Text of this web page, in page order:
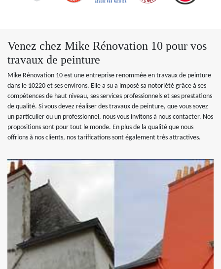
Venez chez Mike Rénovation 10 pour vos
travaux de peinture
Mike Rénovation 10 est une entreprise renommée en travaux de peinture
dans le 10220 et ses environs. Elle a su a imposé sa notoriété grâce à ses
compétences de haut niveau, ses services professionnels et ses prestations
de qualité. Si vous devez réaliser des travaux de peinture, que vous soyez
un particulier ou un professionnel, nous vous invitons à nous contacter. Nos
propositions sont pour tout le monde. En plus de la qualité que nous
offrions à nos clients, nos tarifications sont également très attractives.